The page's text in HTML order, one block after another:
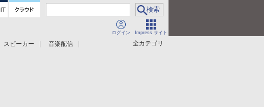
ログイン Impress サイト
全カテゴリ
スピーカー
音楽配信